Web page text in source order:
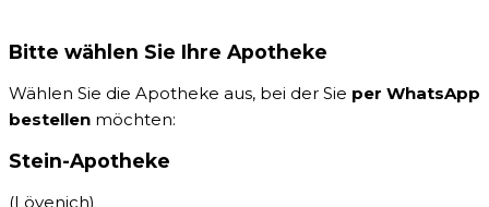
Bitte wählen Sie Ihre Apotheke
Wählen Sie die Apotheke aus, bei der Sie per WhatsApp
bestellen möchten:
Stein-Apotheke
(Lövenich)